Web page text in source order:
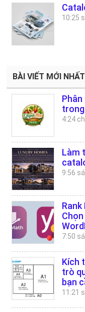
10:25
BÀI VIẾT MỚI NHẤT
4:24
Làm
9:56
Rank
7:50
Kích
trò
bạn
11:21